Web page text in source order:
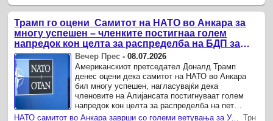
Трамп го оцени Самитот на НАТО во Анкара за
многу успешен – членките постигнаа голем
напредок кон целта за распределба на БДП за
одбрана
Вечер Прес -08.07.2026
Американскиот претседател Доналд Трамп
денес оцени дека самитот на НАТО во Анкара
бил многу успешен, нагласувајќи дека
членовите на Алијансата постигнуваат голем
напредок кон целта за распределба на пет
проценти од БДП за одбрана, а своето обраќање
НАТО самитот во Анкара заврши со големи ветувања за Украина: Трамп најави „Патриоти“, но се појавија нови прашања Трн